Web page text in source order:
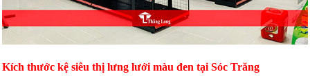
Kích thước kệ siêu thị lưng lưới màu đen tại Sóc Trăng